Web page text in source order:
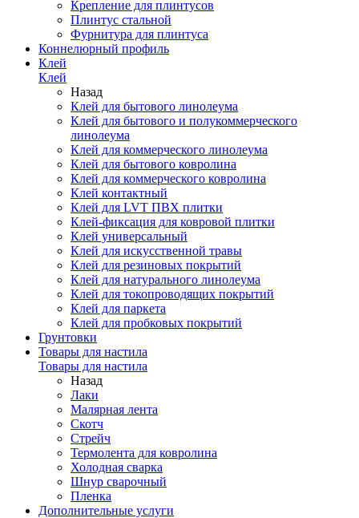
Крепление для плинтусов
Плинтус стальной
Фурнитура для плинтуса
Коннелюрный профиль
Клей
Клей
Назад
Клей для бытового линолеума
Клей для бытового и полукоммерческого
линолеума
Клей для коммерческого линолеума
Клей для бытового ковролина
Клей для коммерческого ковролина
Клей контактный
Клей для LVT ПВХ плитки
Клей-фиксация для ковровой плитки
Клей универсальный
Клей для искусственной травы
Клей для резиновых покрытий
Клей для натурального линолеума
Клей для токопроводящих покрытий
Клей для паркета
Клей для пробковых покрытий
Грунтовки
Товары для настила
Товары для настила
Назад
Лаки
Малярная лента
Скотч
Стрейч
Термолента для ковролина
Холодная сварка
Шнур сварочный
Пленка
Дополнительные услуги